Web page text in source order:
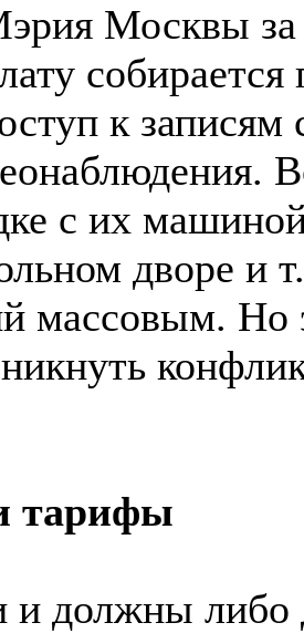
Москвы за
к
с их
дворе и
массовым. Но
тарифы
и должны либо